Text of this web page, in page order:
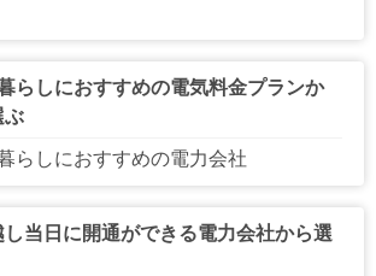
らしにおすすめの電気料金プランか
ぶ
らしにおすすめの電力会社
し当日に開通ができる電力会社から選